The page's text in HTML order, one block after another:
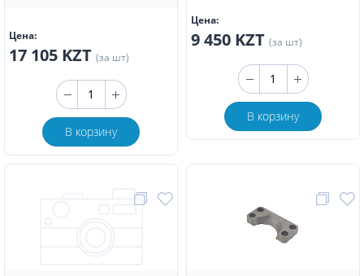
Цена:
17 105 KZT (за шт)
В корзину
Цена:
9 450 KZT (за шт)
В корзину